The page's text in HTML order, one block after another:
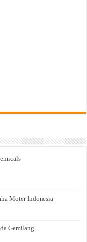
Motor Indonesia
Gemilang